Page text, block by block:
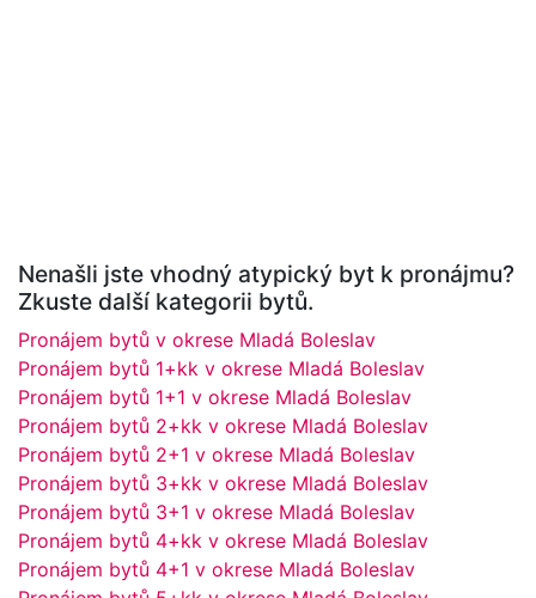
Nenašli jste vhodný atypický byt k pronájmu?
Zkuste další kategorii bytů.
Pronájem bytů v okrese Mladá Boleslav
Pronájem bytů 1+kk v okrese Mladá Boleslav
Pronájem bytů 1+1 v okrese Mladá Boleslav
Pronájem bytů 2+kk v okrese Mladá Boleslav
Pronájem bytů 2+1 v okrese Mladá Boleslav
Pronájem bytů 3+kk v okrese Mladá Boleslav
Pronájem bytů 3+1 v okrese Mladá Boleslav
Pronájem bytů 4+kk v okrese Mladá Boleslav
Pronájem bytů 4+1 v okrese Mladá Boleslav